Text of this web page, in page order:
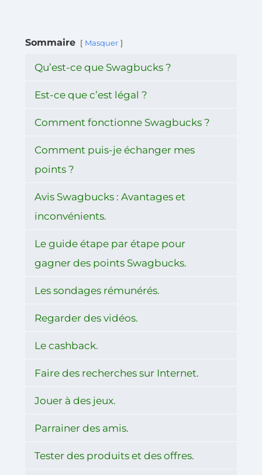
Sommaire Masquer
Qu’est-ce que Swagbucks ?
Est-ce que c’est légal ?
Comment fonctionne Swagbucks ?
Comment puis-je échanger mes
points ?
Avis Swagbucks : Avantages et
inconvénients.
Le guide étape par étape pour
gagner des points Swagbucks.
Les sondages rémunérés.
Regarder des vidéos.
Le cashback.
Faire des recherches sur Internet.
Jouer à des jeux.
Parrainer des amis.
Tester des produits et des offres.